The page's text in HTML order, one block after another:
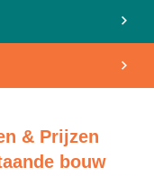
& Prijzen
bouw